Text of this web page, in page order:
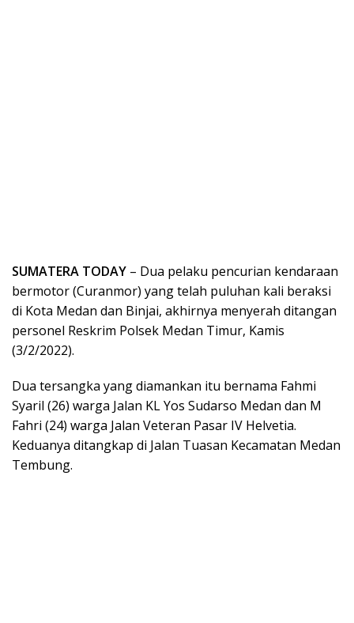
SUMATERA TODAY – Dua pelaku pencurian kendaraan
bermotor (Curanmor) yang telah puluhan kali beraksi
di Kota Medan dan Binjai, akhirnya menyerah ditangan
personel Reskrim Polsek Medan Timur, Kamis
(3/2/2022).
Dua tersangka yang diamankan itu bernama Fahmi
Syaril (26) warga Jalan KL Yos Sudarso Medan dan M
Fahri (24) warga Jalan Veteran Pasar IV Helvetia.
Keduanya ditangkap di Jalan Tuasan Kecamatan Medan
Tembung.